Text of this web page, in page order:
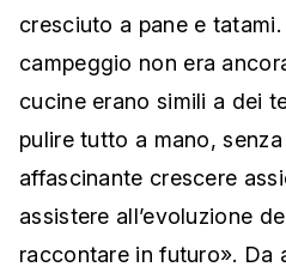
cresciuto a pane e
campeggio non era
cucine erano simili a dei
pulire tutto a mano,
affascinante crescere
assistere all’evoluzione
raccontare in futuro». Da